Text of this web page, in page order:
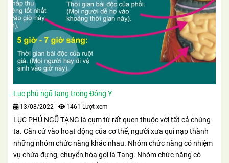
Lục phủ ngũ tạng trong Đông Y
13/08/2022 1461 Lượt xem
LỤC PHỦ NGŨ TẠNG là cụm từ rất quen thuộc với tất cả chúng
ta. Căn cứ vào hoạt động của cơ thể, người xưa qui nạp thành
những nhóm chức năng khác nhau. Nhóm chức năng có nhiệm
vụ chứa đựng, chuyển hóa gọi là Tạng. Nhóm chức năng có